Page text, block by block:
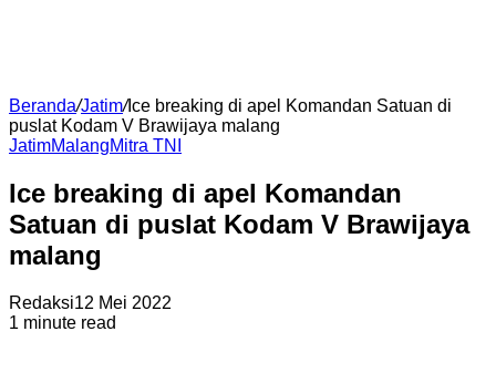
Beranda/Jatim/Ice breaking di apel Komandan Satuan di
puslat Kodam V Brawijaya malang
JatimMalangMitra TNI
Ice breaking di apel Komandan
Satuan di puslat Kodam V Brawijaya
malang
Redaksi12 Mei 2022
1 minute read